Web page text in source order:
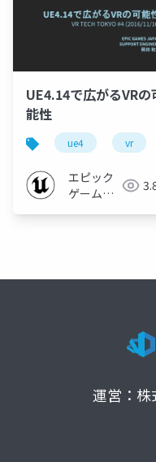
UE4.14で広がるVRの
能性
ue4 vr
エピック
ゲームズ
運営：株